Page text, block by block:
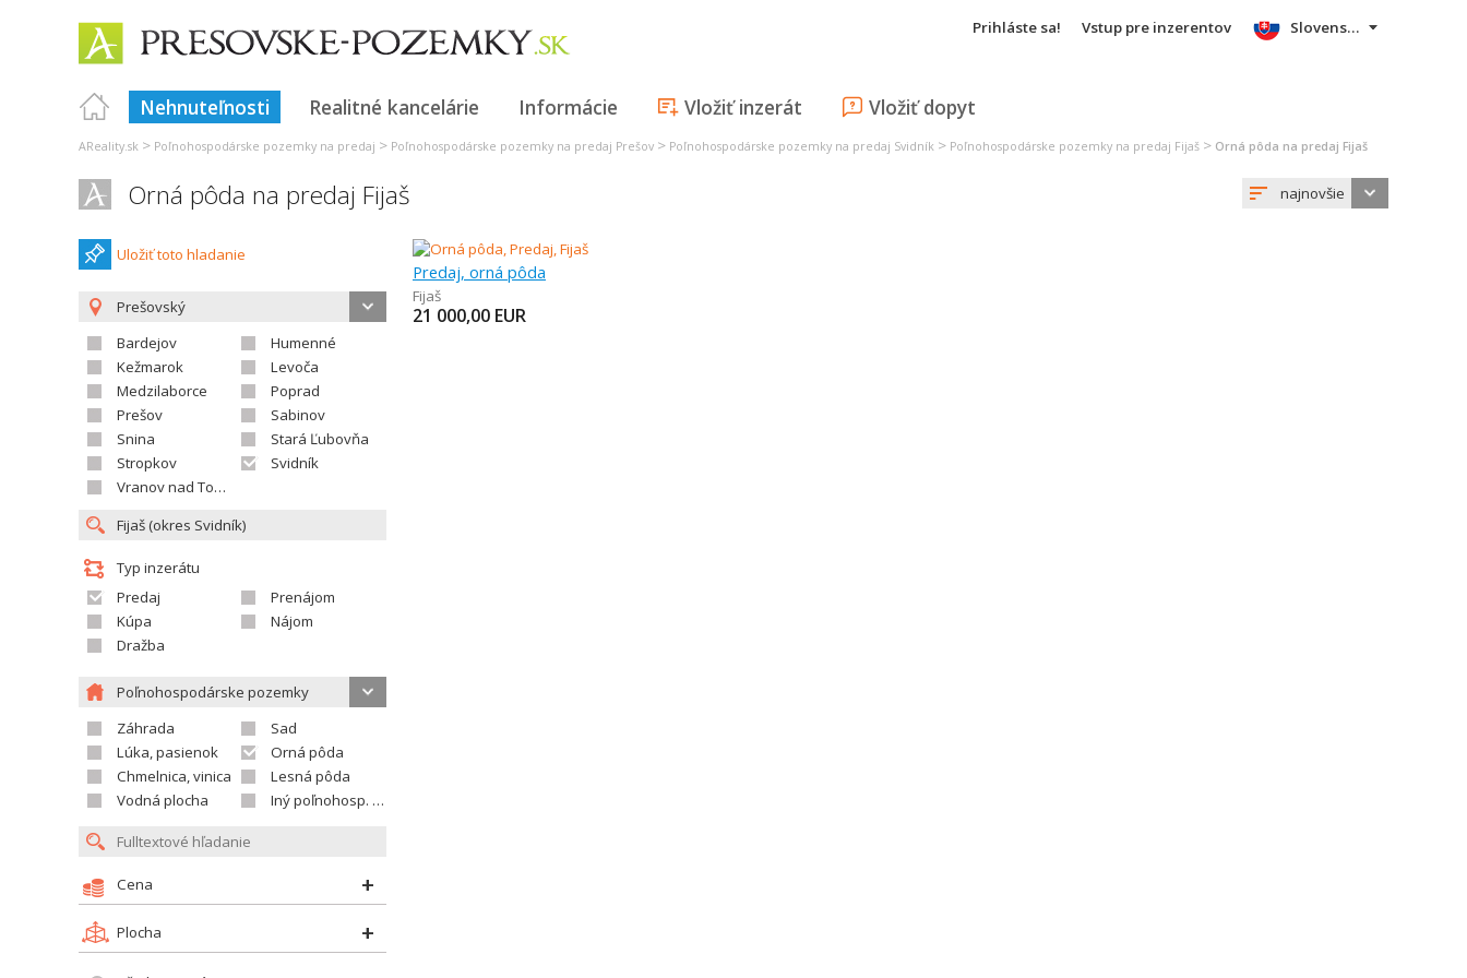
Prihláste sa! Vstup pre inzerentov
Nehnuteľnosti Realitné kancelárie Informácie Vložiť inzerát Vložiť dopyt
Slovensky
AReality.sk > Poľnohospodárske pozemky na predaj > Poľnohospodárske pozemky na predaj Prešov > Poľnohospodárske pozemky na predaj Svidník > Poľnohospodárske pozemky na predaj Fijaš > Orná pôda na predaj Fijaš
Orná pôda na predaj Fijaš najnovšie
Uložiť toto hladanie
Prešovský
Bardejov
Humenné
Kežmarok
Levoča
Medzilaborce
Poprad
Prešov
Sabinov
Snina
Stará Ľubovňa
Stropkov
Svidník
Vranov nad Topľou
Typ inzerátu
Predaj
Prenájom
Kúpa
Nájom
Dražba
Poľnohospodárske pozemky
Záhrada
Sad
Lúka, pasienok
Orná pôda
Chmelnica, vinica
Lesná pôda
Vodná plocha
Iný poľnohosp. pozemok
Cena
Plocha
Predaj, orná pôda
Fijaš
21 000,00 EUR